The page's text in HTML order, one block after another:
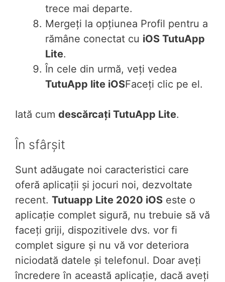
trece mai departe.
Mergeți la opțiunea Profil pentru a
rămâne conectat cu iOS TutuApp
Lite.
În cele din urmă, veți vedea
TutuApp lite iOSFaceți clic pe el.
Iată cum descărcați TutuApp Lite.
În sfârșit
Sunt adăugate noi caracteristici care
oferă aplicații și jocuri noi, dezvoltate
recent. Tutuapp Lite 2020 iOS este o
aplicație complet sigură, nu trebuie să vă
faceți griji, dispozitivele dvs. vor fi
complet sigure și nu vă vor deteriora
niciodată datele și telefonul. Doar aveți
încredere în această aplicație, dacă aveți